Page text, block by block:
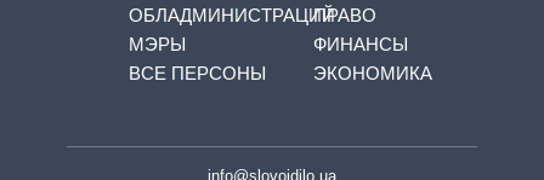
ОБЛАДМИНИСТРАЦИЙ
МЭРЫ
ВСЕ ПЕРСОНЫ
ПРАВО
ФИНАНСЫ
ЭКОНОМИКА
info@slovoidilo.ua